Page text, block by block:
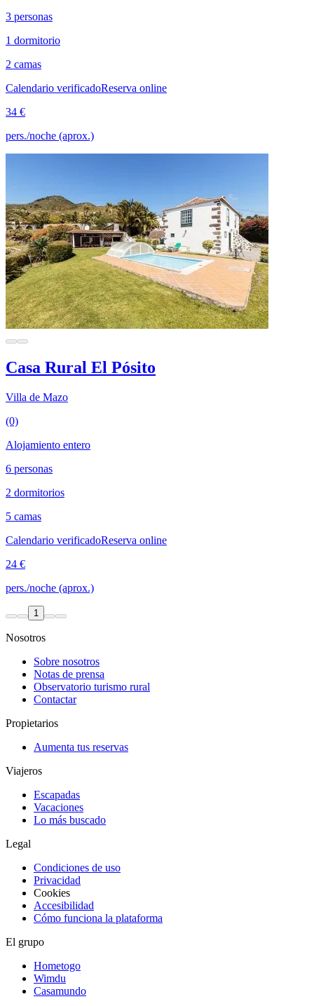
3 personas
1 dormitorio
2 camas
Calendario verificadoReserva online
34 €
pers./noche (aprox.)
Casa Rural El Pósito
Villa de Mazo
(0)
Alojamiento entero
6 personas
2 dormitorios
5 camas
Calendario verificadoReserva online
24 €
pers./noche (aprox.)
1
Nosotros
Sobre nosotros
Notas de prensa
Observatorio turismo rural
Contactar
Propietarios
Aumenta tus reservas
Viajeros
Escapadas
Vacaciones
Lo más buscado
Legal
Condiciones de uso
Privacidad
Cookies
Accesibilidad
Cómo funciona la plataforma
El grupo
Hometogo
Wimdu
Casamundo